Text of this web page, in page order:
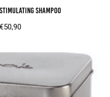
Deze
optie
kan
Shampoo
€50,90
tot
€50,90